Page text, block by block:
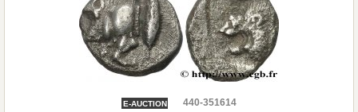
E-AUCTION
440-351614